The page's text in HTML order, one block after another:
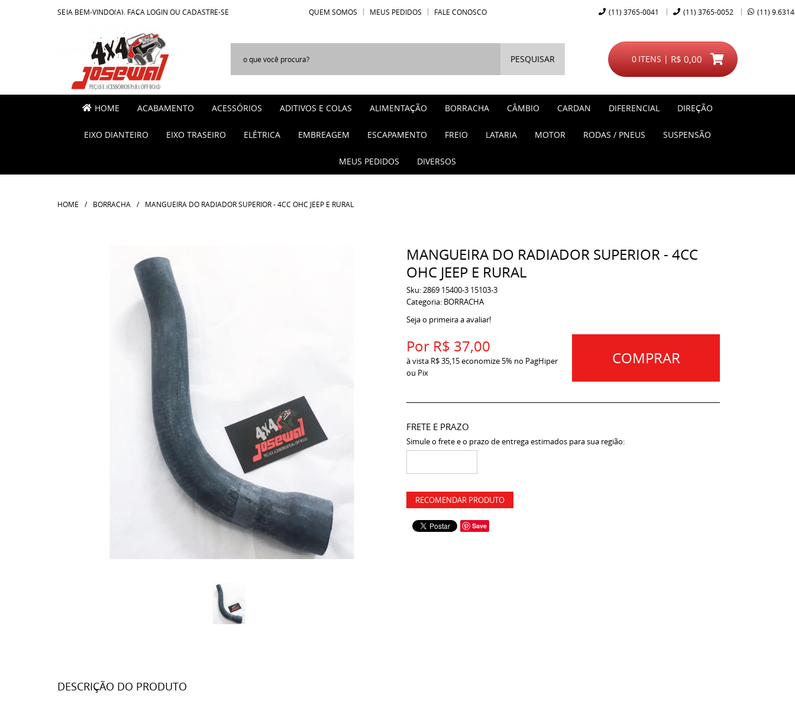
SEJA BEM-VINDO(A), FAÇA LOGIN OU CADASTRE-SE QUEM SOMOS MEUS PEDIDOS FALE CONOSCO (11) 3765-0041 (11) 3765-0052 (11)
PESQUISAR ITENS
0 R$ 0,00
HOME ACABAMENTO ACESSÓRIOS ADITIVOS E COLAS ALIMENTAÇÃO BORRACHA CÂMBIO CARDAN DIFERENCIAL DIREÇÃO
EIXO DIANTEIRO EIXO TRASEIRO ELÉTRICA EMBREAGEM ESCAPAMENTO FREIO LATARIA MOTOR RODAS / PNEUS SUSPENSÃO
MEUS PEDIDOS DIVERSOS
HOME BORRACHA MANGUEIRA DO RADIADOR SUPERIOR - 4CC OHC JEEP E RURAL
MANGUEIRA DO RADIADOR SUPERIOR - 4CC
OHC JEEP E RURAL
Sku:2869 15400-3 15103-3
Categoria: BORRACHA
Seja o primeira a avaliar!
Por R$ 37,00
à vista R$ 35,15economize 5% no PagHiper
ou Pix
COMPRAR
FRETE E PRAZO
Simule o frete e o prazo de entrega estimados para sua região:
RECOMENDAR PRODUTO
Save
DESCRIÇÃO DO PRODUTO